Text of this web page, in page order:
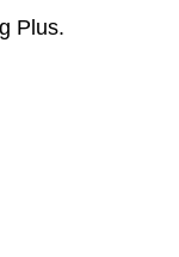
Plus.